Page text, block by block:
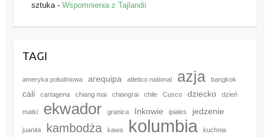
sztuka- Wspomnienia z Tajlandii
TAGI
ameryka południowa arequipa atletico national azja bangkok
cali cartagena chiang mai chiangrai chile Cusco dziecko dzień
matki ekwador granica Inkowie ipiales jedzenie
juanita kambodża kawa kolumbia kuchnia